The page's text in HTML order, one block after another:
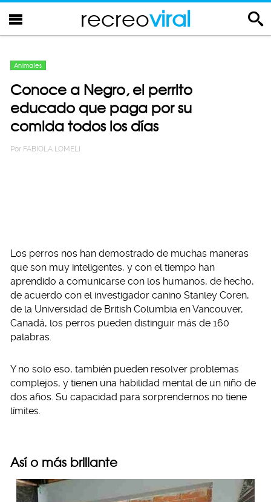
recreoviral
Animales
Conoce a Negro, el perrito
educado que paga por su
comida todos los días
Por FABIOLA LOMELI
Los perros nos han demostrado de muchas maneras
que son muy inteligentes, y con el tiempo han
aprendido a comunicarse con los humanos, de hecho,
de acuerdo con el investigador canino Stanley Coren,
de la Universidad de British Columbia en Vancouver,
Canadá, los perros pueden distinguir más de 160
palabras.
Y no solo eso, también pueden resolver problemas
complejos, y tienen una habilidad mental de un niño de
dos años. Su capacidad para sorprendernos no tiene
límites.
Así o más brillante